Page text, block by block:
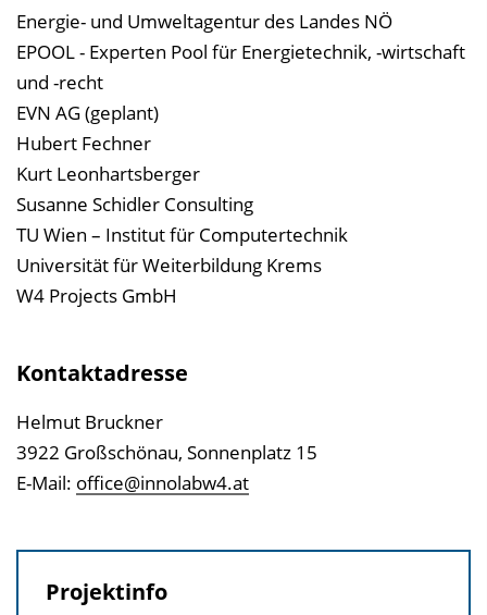
Energie- und Umweltagentur des Landes NÖ
EPOOL - Experten Pool für Energietechnik, -wirtschaft
und -recht
EVN AG (geplant)
Hubert Fechner
Kurt Leonhartsberger
Susanne Schidler Consulting
TU Wien – Institut für Computertechnik
Universität für Weiterbildung Krems
W4 Projects GmbH
Kontaktadresse
Helmut Bruckner
3922 Großschönau, Sonnenplatz 15
E-Mail: office@innolabw4.at
Projektinfo